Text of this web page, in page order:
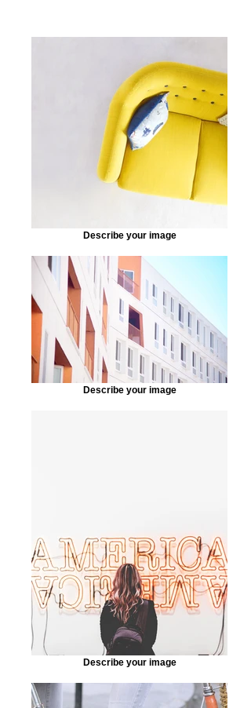
Describe your image
Describe your image
Describe your image